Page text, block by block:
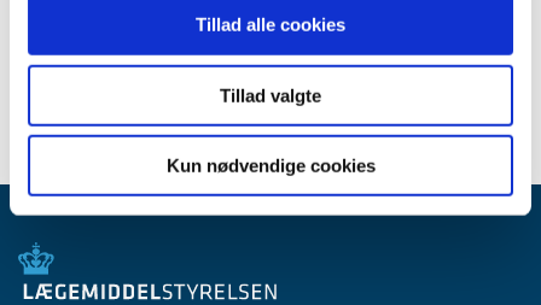
Tillad alle cookies
Tillad valgte
Kun nødvendige cookies